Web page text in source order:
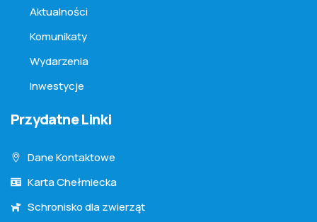
Aktualności
Komunikaty
Wydarzenia
Inwestycje
Przydatne Linki
Dane Kontaktowe
Karta Chełmiecka
Schronisko dla zwierząt